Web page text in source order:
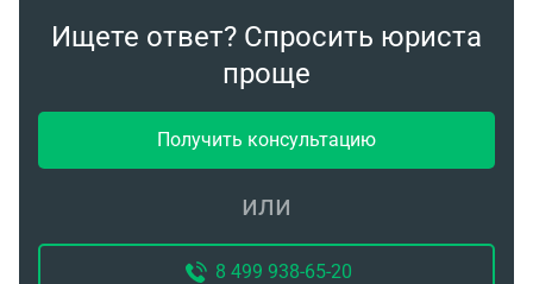
Ищете ответ? Спросить юриста
проще
Получить консультацию
или
8 499 938-65-20